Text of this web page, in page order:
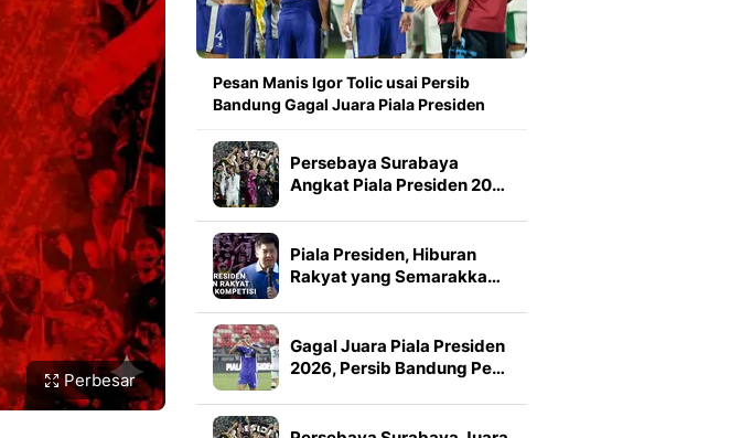
Perbesar
Pesan Manis Igor Tolic usai Persib
Bandung Gagal Juara Piala Presiden
Persebaya Surabaya
Angkat Piala Presiden 20…
Piala Presiden, Hiburan
Rakyat yang Semarakka…
Gagal Juara Piala Presiden
2026, Persib Bandung Pe…